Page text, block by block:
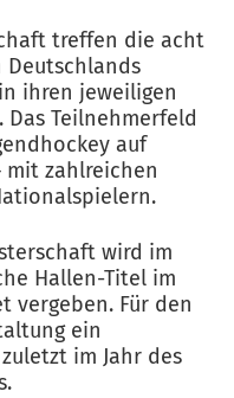
treffen die acht
Deutschlands
ihren jeweiligen
Teilnehmerfeld
auf
zahlreichen
wird im
Hallen-Titel im
vergeben. Für den
ein
im Jahr des